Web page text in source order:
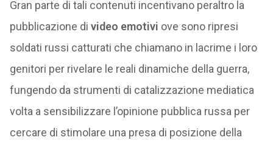
Gran parte di tali contenuti incentivano peraltro la
pubblicazione di video emotivi ove sono ripresi
soldati russi catturati che chiamano in lacrime i loro
genitori per rivelare le reali dinamiche della guerra,
fungendo da strumenti di catalizzazione mediatica
volta a sensibilizzare l’opinione pubblica russa per
cercare di stimolare una presa di posizione della